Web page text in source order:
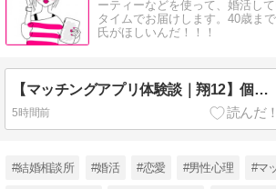
ーティーなどを使って、婚活し
タイムでお届けします。40歳ま
氏がほしいんだ！！！
【マッチングアプリ体験談｜翔12】個人事業主
5時間前
#結婚相談所 #婚活 #恋愛 #男性心理 #マ